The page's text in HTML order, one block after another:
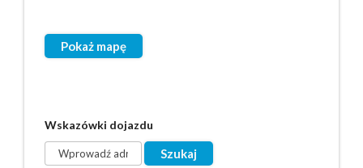
Pokaż mapę
Wskazówki dojazdu